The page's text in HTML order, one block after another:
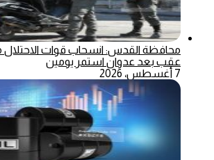
محافظة القدس: انسحاب قوات الاحتلال
عقب بعد عدوان استمر يومين
7 أغسطس، 2026